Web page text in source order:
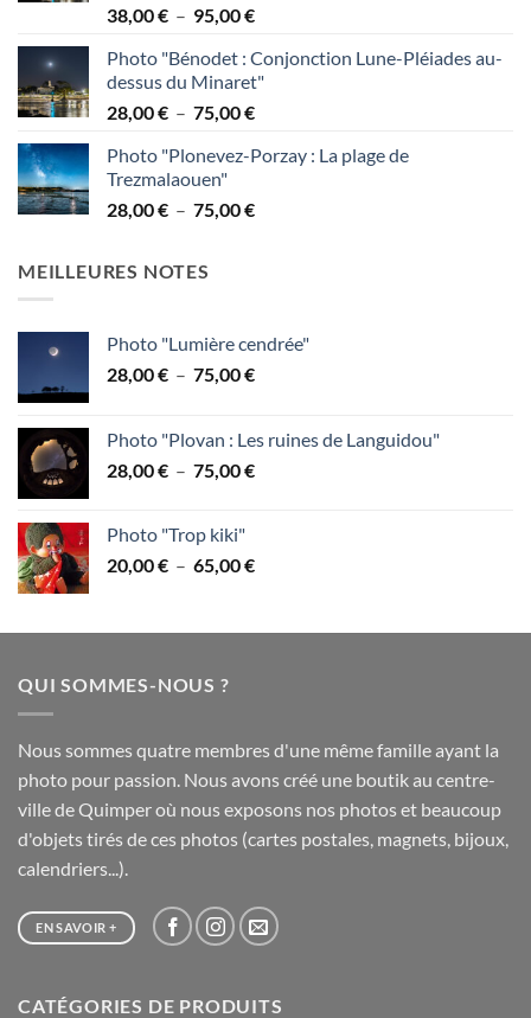
38,00€ – 95,00€Plage
prix :
38,00 €
à
Photo "Bénodet : Conjonction Lune-Pléiades au-
dessus du Minaret"
28,00€ – 75,00€Plage
prix :
à
Photo "Plonevez-Porzay : La plage de
Trezmalaouen"
28,00€ – 75,00€Plage
MEILLEURES NOTES
Photo "Lumière cendrée"
28,00€ – 75,00€Plage
28,00 €
à
Photo "Plovan : Les ruines de Languidou"
28,00€ – 75,00€Plage
à
Photo "Trop kiki"
20,00€ – 65,00€Plage
20,00 €
QUI SOMMES-NOUS ?
Nous sommes quatre membres d'une même famille ayant la
photo pour passion. Nous avons créé une boutik au centre-
ville de Quimper où nous exposons nos photos et beaucoup
d'objets tirés de ces photos (cartes postales, magnets, bijoux,
calendriers...).
EN SAVOIR +
CATÉGORIES DE PRODUITS